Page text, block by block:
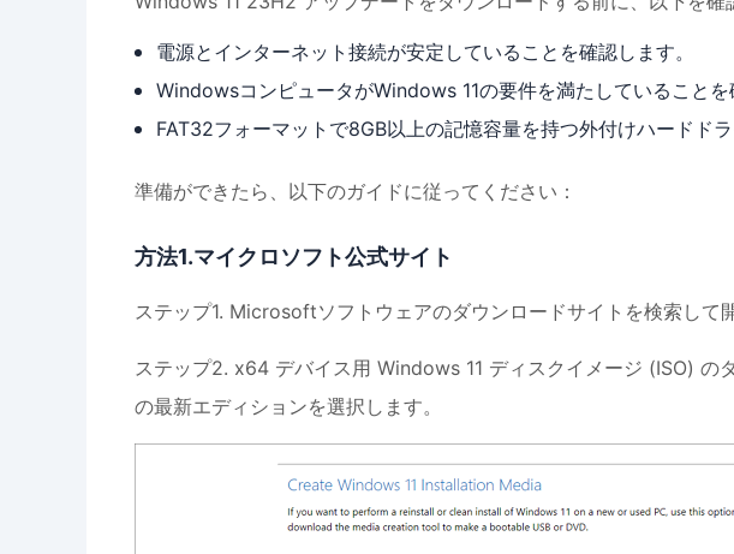
電源とインターネット接続が安定していることを確認します。
WindowsコンピュータがWindows 11の要件を満たしていることを
FAT32フォーマットで8GB以上の記憶容量を持つ外付けハードドラ
準備ができたら、以下のガイドに従ってください：
方法1.マイクロソフト公式サイト
ステップ1. Microsoftソフトウェアのダウンロードサイトを検索して
ステップ2. x64 デバイス用 Windows 11 ディスクイメージ (ISO) の
の最新エディションを選択します。